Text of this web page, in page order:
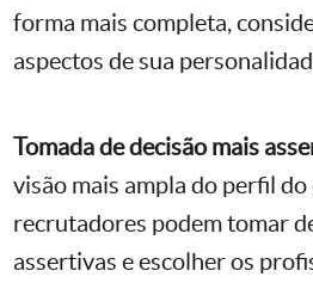
forma mais completa,
aspectos de sua
Tomada de decisão mais
visão mais ampla do perfil do
recrutadores podem tomar
assertivas e escolher os